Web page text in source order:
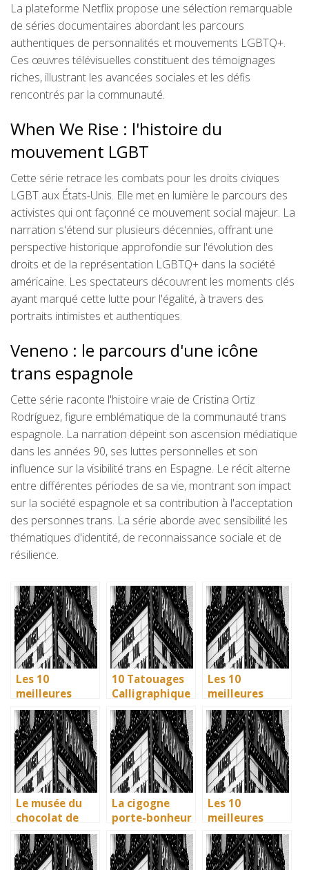
La plateforme Netflix propose une sélection remarquable
de séries documentaires abordant les parcours
authentiques de personnalités et mouvements LGBTQ+.
Ces œuvres télévisuelles constituent des témoignages
riches, illustrant les avancées sociales et les défis
rencontrés par la communauté.
When We Rise : l'histoire du
mouvement LGBT
Cette série retrace les combats pour les droits civiques
LGBT aux États-Unis. Elle met en lumière le parcours des
activistes qui ont façonné ce mouvement social majeur. La
narration s'étend sur plusieurs décennies, offrant une
perspective historique approfondie sur l'évolution des
droits et de la représentation LGBTQ+ dans la société
américaine. Les spectateurs découvrent les moments clés
ayant marqué cette lutte pour l'égalité, à travers des
portraits intimistes et authentiques.
Veneno : le parcours d'une icône
trans espagnole
Cette série raconte l'histoire vraie de Cristina Ortiz
Rodríguez, figure emblématique de la communauté trans
espagnole. La narration dépeint son ascension médiatique
dans les années 90, ses luttes personnelles et son
influence sur la visibilité trans en Espagne. Le récit alterne
entre différentes périodes de sa vie, montrant son impact
sur la société espagnole et sa contribution à l'acceptation
des personnes trans. La série aborde avec sensibilité les
thématiques d'identité, de reconnaissance sociale et de
résilience.
Les 10
meilleures
villes d’Italie à
visiter en 2025
: Ravenne, la
ville aux huit
monuments
UNESCO
10 Tatouages
Calligraphique
s : Citations et
Phrases
Uniques pour
immortaliser
vos amitiés
Les 10
meilleures
villes d’Italie à
visiter en 2025
: Ravenne, la
ville aux huit
monuments
UNESCO
Le musée du
chocolat de
Bayonne : la
mémoire
vivante des
La cigogne
porte-bonheur
: que dit la
légende ? Son
influence dans
Les 10
meilleures
villes d’Italie à
visiter en 2025
: Ravenne, la